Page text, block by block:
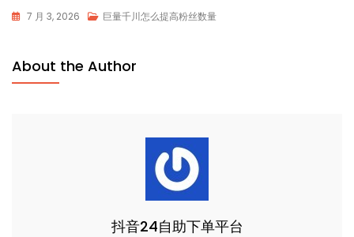
7 月 3, 2026 巨量千川怎么提高粉丝数量
About the Author
抖音24自助下单平台